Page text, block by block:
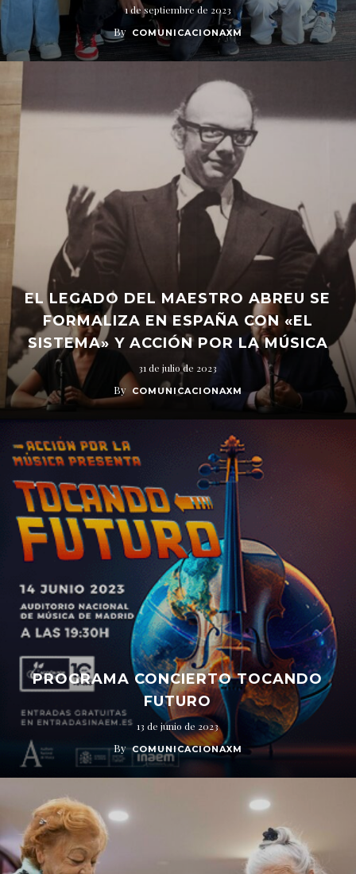
1 de septiembre de 2023
By COMUNICACIONAXM
EL LEGADO DEL MAESTRO ABREU SE
FORMALIZA EN ESPAÑA CON «EL
SISTEMA» Y ACCIÓN POR LA MÚSICA
31 de julio de 2023
By COMUNICACIONAXM
PROGRAMA CONCIERTO TOCANDO
FUTURO
13 de junio de 2023
By COMUNICACIONAXM